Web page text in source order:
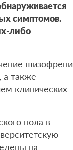
симптомов.
либо
а также
клинических
пола в
на